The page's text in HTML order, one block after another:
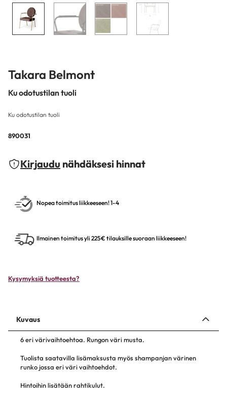
Takara Belmont
Ku odotustilan tuoli
Ku odotustilan tuoli
890031
Kirjaudu nähdäksesi hinnat
Nopea toimitus liikkeeseen! 1-4
Ilmainen toimitus yli 225€ tilauksille suoraan liikkeeseen!
Kysymyksiä tuotteesta?
Kuvaus
6 eri värivaihtoehtoa. Rungon väri musta.
Tuolista saatavilla lisämaksusta myös shampanjan värinen
runko jossa eri väri vaihtoehdot.
Hintoihin lisätään rahtikulut.